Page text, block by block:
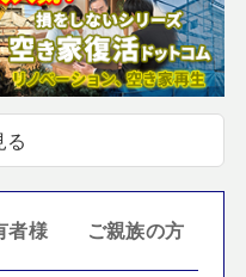
る
者様 ご親族の方